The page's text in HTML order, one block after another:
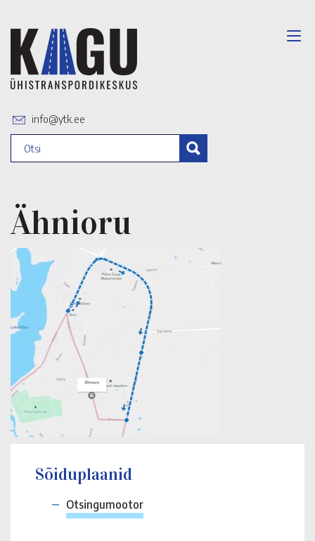
info@ytk.ee
Ähnioru
Sõiduplaanid
Otsingumootor